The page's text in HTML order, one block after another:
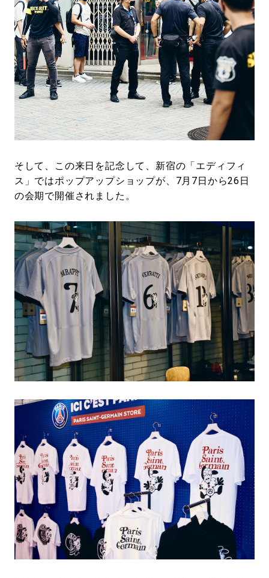
そして、この来日を記念して、新宿の「エディフィ
ス」ではポップアップショップが、7月7日から26日
の会期で開催されました。